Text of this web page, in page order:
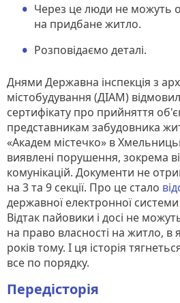
Через це люди не можуть
на придбане житло.
Розповідаємо деталі.
Днями Державна інспекція з
містобудування (ДІАМ)
сертифікату про прийняття
представникам забудовника
«Академ містечко» в
виявлені порушення, зокрема
комунікацій. Документи не
на 3 та 9 секції. Про це стало
державної електронної
Відтак пайовики і досі не
на право власності на житло, в
років тому. І ця історія
все по порядку.
Передісторія